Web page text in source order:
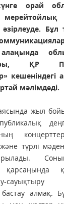
орай
Бұл
ҚР
кешеніндегі
мәлімдеді.
жыл
түрлі
қарсаңында
алмақ.